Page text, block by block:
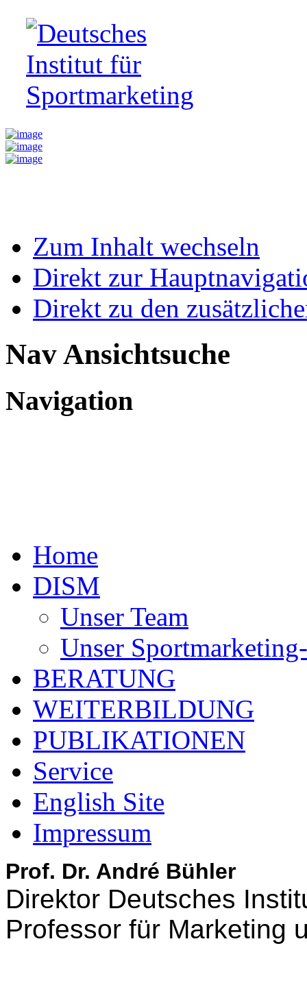
Zum Inhalt wechseln
Direkt zur
Direkt zu den
Nav Ansichtsuche
Navigation
Home
DISM
Unser Team
Unser
BERATUNG
WEITERBILDUNG
PUBLIKATIONEN
Service
English Site
Impressum
Prof. Dr. André Bühler
Direktor Deutsches
Professor für Marketing